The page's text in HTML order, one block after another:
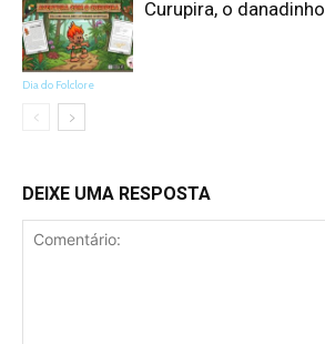
Dia do Folclore
Curupira, o danadinho
DEIXE UMA RESPOSTA